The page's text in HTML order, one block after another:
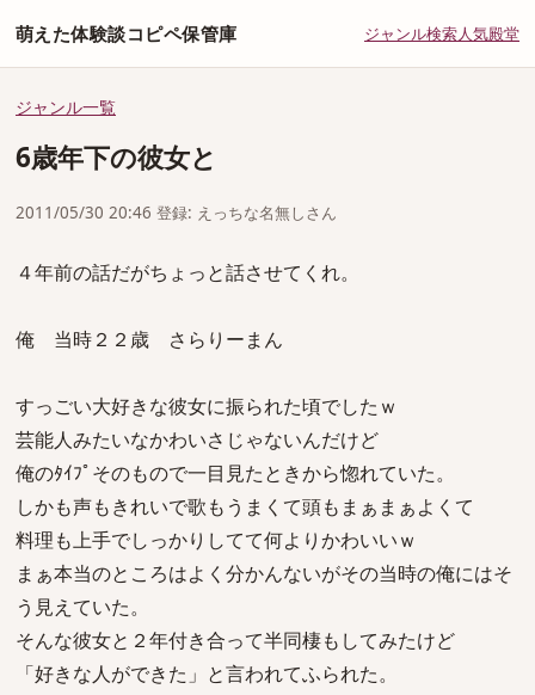
萌えた体験談コピペ保管庫 ジャンル検索人気殿堂
ジャンル一覧
6歳年下の彼女と
2011/05/30 20:46 登録: えっちな名無しさん
４年前の話だがちょっと話させてくれ。
俺 当時２２歳 さらりーまん
すっごい大好きな彼女に振られた頃でしたｗ
芸能人みたいなかわいさじゃないんだけど
俺のﾀｲﾌﾟそのもので一目見たときから惚れていた。
しかも声もきれいで歌もうまくて頭もまぁまぁよくて
料理も上手でしっかりしてて何よりかわいいｗ
まぁ本当のところはよく分かんないがその当時の俺にはそ
う見えていた。
そんな彼女と２年付き合って半同棲もしてみたけど
「好きな人ができた」と言われてふられた。